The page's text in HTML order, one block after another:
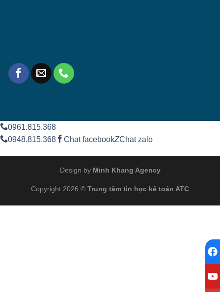
0961.815.368
0948.815.368
Chat facebookZChat zalo
Design by Minh Khang Agency
Copyright 2026 © Trung tâm tin học kế toán ATC